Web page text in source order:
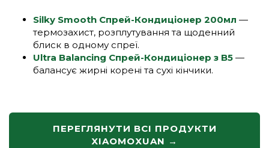
Silky Smooth Спрей-Кондиціонер 200мл —
термозахист, розплутування та щоденний
блиск в одному спреї.
Ultra Balancing Спрей-Кондиціонер з B5 —
балансує жирні корені та сухі кінчики.
ПЕРЕГЛЯНУТИ ВСІ ПРОДУКТИ
XIAOMOXUAN →